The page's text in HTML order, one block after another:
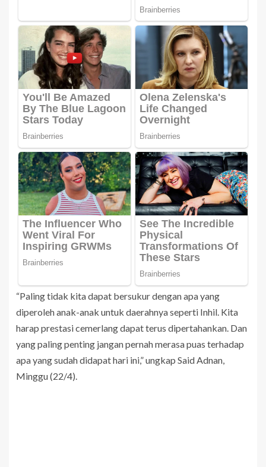
“Paling tidak kita dapat bersukur dengan apa yang
diperoleh anak-anak untuk daerahnya seperti Inhil. Kita
harap prestasi cemerlang dapat terus dipertahankan. Dan
yang paling penting jangan pernah merasa puas terhadap
apa yang sudah didapat hari ini,” ungkap Said Adnan,
Minggu (22/4).